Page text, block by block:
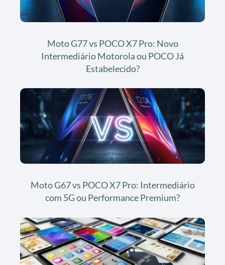
Moto G77 vs POCO X7 Pro: Novo
Intermediário Motorola ou POCO Já
Estabelecido?
Moto G67 vs POCO X7 Pro: Intermediário
com 5G ou Performance Premium?